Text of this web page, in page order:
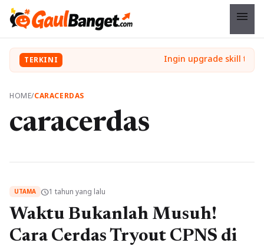
menu
TERKINI
HOME/CARACERDAS
caracerdas
UTAMA schedule1 tahun yang lalu
Waktu Bukanlah Musuh!
Cara Cerdas Tryout CPNS di